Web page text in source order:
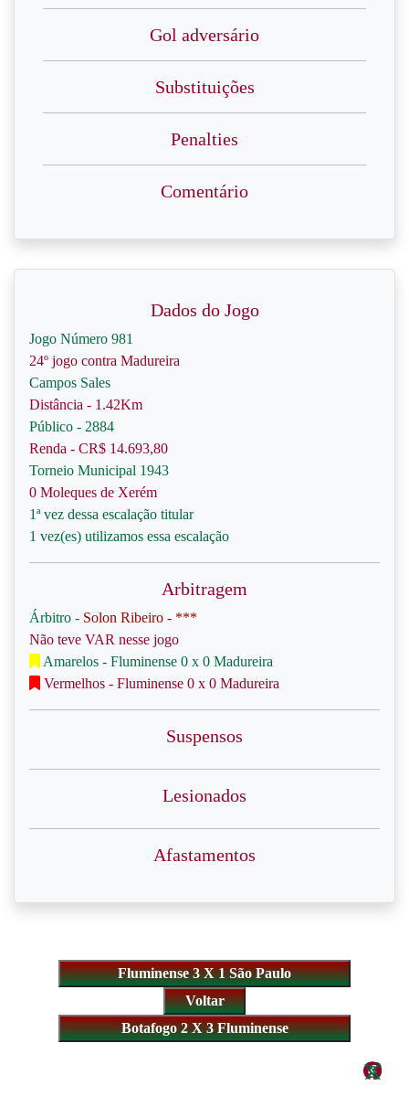
Gol adversário
Substituições
Penalties
Comentário
Dados do Jogo
Jogo Número 981
24º jogo contra Madureira
Campos Sales
Distância - 1.42Km
Público - 2884
Renda - CR$ 14.693,80
Torneio Municipal 1943
0 Moleques de Xerém
1ª vez dessa escalação titular
1 vez(es) utilizamos essa escalação
Arbitragem
Árbitro - Solon Ribeiro - ***
Não teve VAR nesse jogo
Amarelos - Fluminense 0 x 0 Madureira
Vermelhos - Fluminense 0 x 0 Madureira
Suspensos
Lesionados
Afastamentos